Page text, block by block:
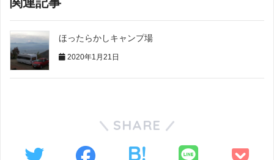
ほったらかしキャンプ場
2020年1月21日
SHARE